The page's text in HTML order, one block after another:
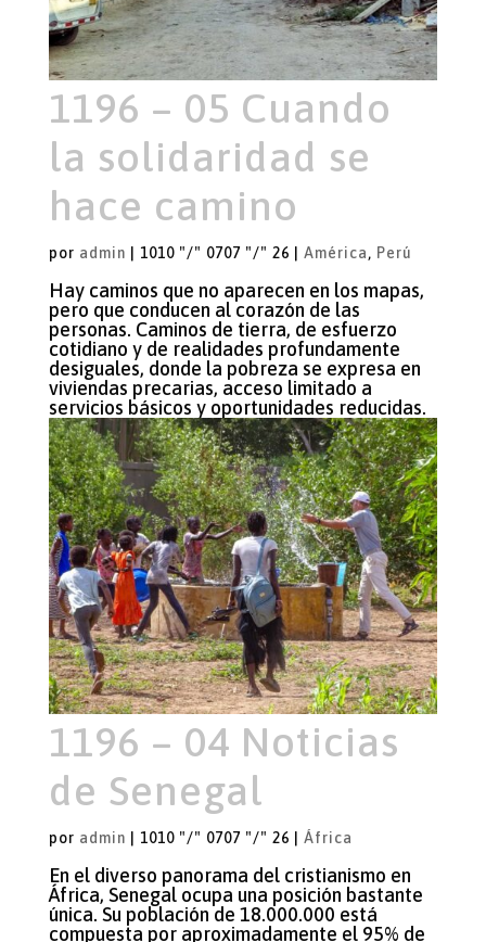
1196 – 05 Cuando
la solidaridad se
hace camino
por admin 1010 "/" 0707 "/" 26 América, Perú
Hay caminos que no aparecen en los mapas,
pero que conducen al corazón de las
personas. Caminos de tierra, de esfuerzo
cotidiano y de realidades profundamente
desiguales, donde la pobreza se expresa en
viviendas precarias, acceso limitado a
servicios básicos y oportunidades reducidas.
1196 – 04 Noticias
de Senegal
por admin 1010 "/" 0707 "/" 26 África
En el diverso panorama del cristianismo en
África, Senegal ocupa una posición bastante
única. Su población de 18.000.000 está
compuesta por aproximadamente el 95% de